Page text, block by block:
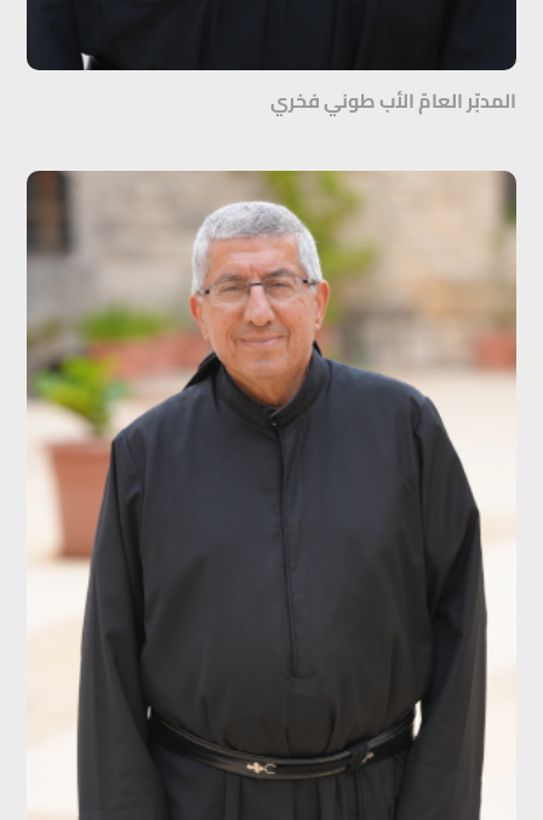
المدبّر العامّ الأب طوني فخري